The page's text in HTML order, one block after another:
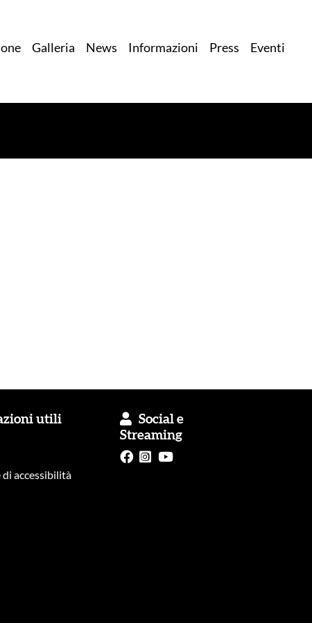
Galleria News Informazioni Press Eventi
utili
accessibilità
Social e
Streaming